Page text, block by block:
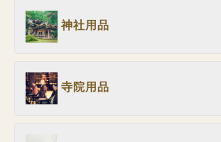
神社用品
寺院用品